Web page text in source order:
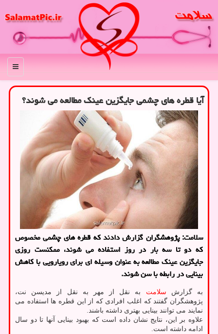
منو
آیا قطره های چشمی جایگزین عینک مطالعه می شوند؟
سلامت: پژوهشگران گزارش دادند که قطره های چشمی مخصوص
که دو تا سه بار در روز استفاده می شوند، ممکنست روزی
جایگزین عینک مطالعه به عنوان وسیله ای برای رویارویی با کاهش
بینایی در رابطه با سن شوند.
به گزارش سلامت به نقل از مهر به نقل از مدیسن نت،
پژوهشگران گفتند که اغلب افرادی که از این قطره ها استفاده می
نمایند می توانند بینایی بهتری داشته باشند.
علاوه بر این، نتایج نشان داده است که بهبود بینایی آنها تا دو سال
ادامه داشته است.